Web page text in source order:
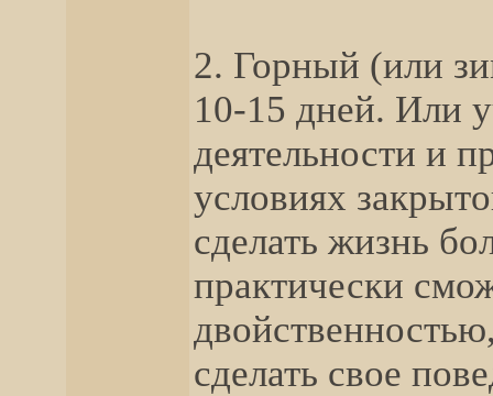
2. Горный (или
10-15 дней. Или
деятельности и
условиях
сделать жизнь
практически
сделать свое